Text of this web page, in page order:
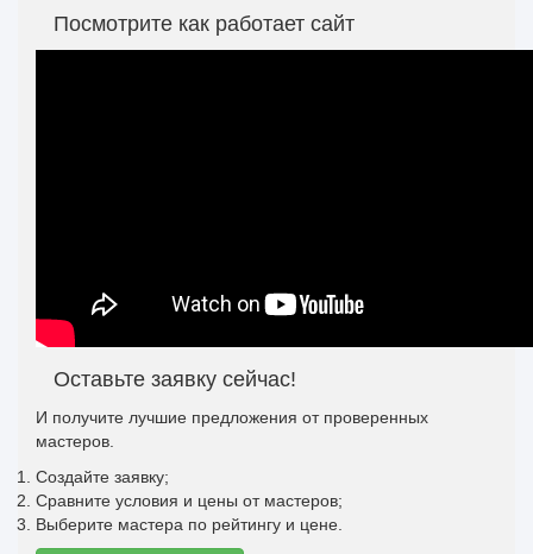
Посмотрите как работает сайт
Оставьте заявку сейчас!
И получите лучшие предложения от проверенных
мастеров.
Создайте заявку;
Сравните условия и цены от мастеров;
Выберите мастера по рейтингу и цене.